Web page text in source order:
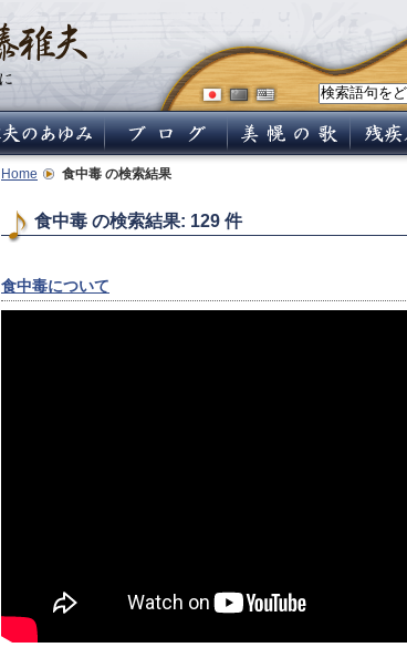
Home 食中毒 の検索結果
食中毒 の検索結果: 129 件
食中毒について